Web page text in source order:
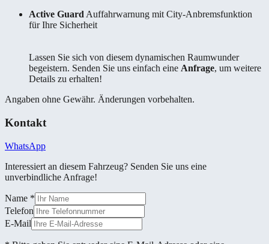
Active Guard Auffahrwarnung mit City-Anbremsfunktion
für Ihre Sicherheit
Lassen Sie sich von diesem dynamischen Raumwunder
begeistern. Senden Sie uns einfach eine Anfrage, um weitere
Details zu erhalten!
Angaben ohne Gewähr. Änderungen vorbehalten.
Kontakt
WhatsApp
Interessiert an diesem Fahrzeug? Senden Sie uns eine
unverbindliche Anfrage!
Name *
Telefon
E-Mail